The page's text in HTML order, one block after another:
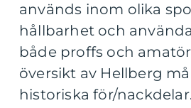
används inom olika
hållbarhet och
både proffs och
översikt av Hellberg
historiska för/nackdelar.